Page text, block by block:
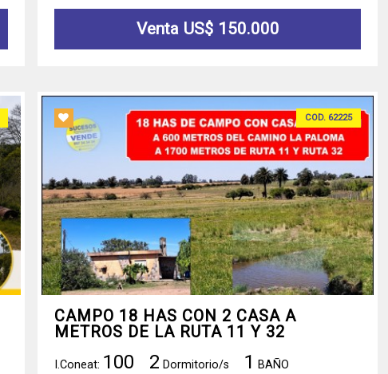
Venta US$ 150.000
COD. 62225
CAMPO 18 HAS CON 2 CASA A
METROS DE LA RUTA 11 Y 32
I.Coneat: 100 2 Dormitorio/s 1 BAÑO